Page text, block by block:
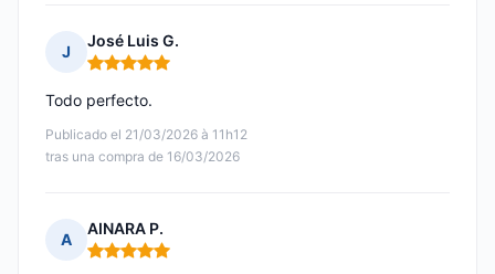
J
José Luis G.
Nota: 5 de 5
Publicado el 21/03/2026 à 11h12
tras una compra de 16/03/2026
Todo perfecto.
A
AINARA P.
Nota: 5 de 5